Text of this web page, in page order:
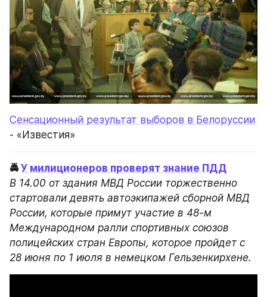
Сенсационный результат выборов в Белоруссии
- «Известия»
🚔 У милиционеров проверят знание ПДД
В 14.00 от здания МВД России торжественно
стартовали девять автоэкипажей сборной МВД
России, которые примут участие в 48-м
Международном ралли спортивных союзов
полицейских стран Европы, которое пройдет с
28 июня по 1 июля в немецком Гельзенкирхене.